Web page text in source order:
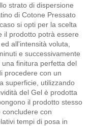
strato di dispersione
di Cotone Pressato
si opti per la scelta
il prodotto potrà essere
all'intensità voluta,
e successivamente
finitura perfetta del
procedere con un
superficie, utilizzando
del Gel è prodotta
il prodotto stesso
con
tempi di posa in